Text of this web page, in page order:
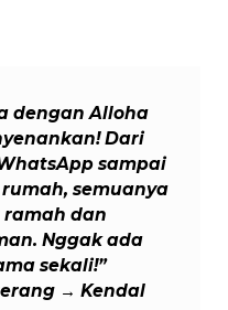
dengan Alloha
Dari
sampai
semuanya
ramah dan
Nggak ada
sekali!”
→ Kendal